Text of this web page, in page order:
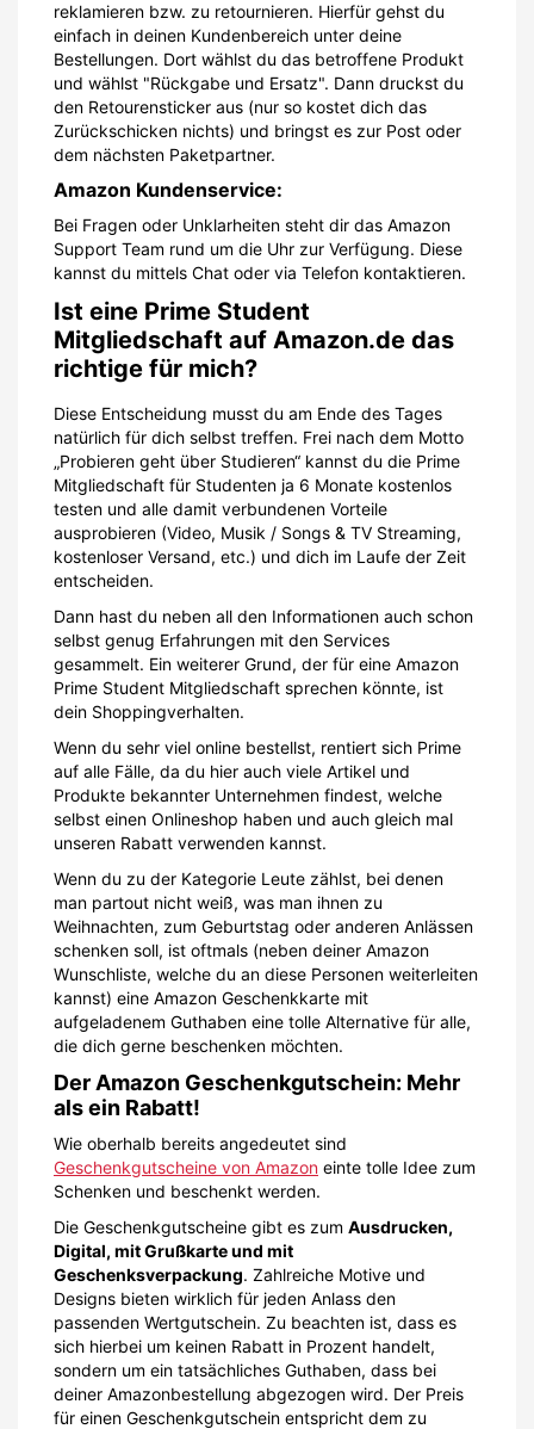
reklamieren bzw. zu retournieren. Hierfür gehst du
einfach in deinen Kundenbereich unter deine
Bestellungen. Dort wählst du das betroffene Produkt
und wählst "Rückgabe und Ersatz". Dann druckst du
den Retourensticker aus (nur so kostet dich das
Zurückschicken nichts) und bringst es zur Post oder
dem nächsten Paketpartner.
Amazon Kundenservice:
Bei Fragen oder Unklarheiten steht dir das Amazon
Support Team rund um die Uhr zur Verfügung. Diese
kannst du mittels Chat oder via Telefon kontaktieren.
Ist eine Prime Student
Mitgliedschaft auf Amazon.de das
richtige für mich?
Diese Entscheidung musst du am Ende des Tages
natürlich für dich selbst treffen. Frei nach dem Motto
„Probieren geht über Studieren“ kannst du die Prime
Mitgliedschaft für Studenten ja 6 Monate kostenlos
testen und alle damit verbundenen Vorteile
ausprobieren (Video, Musik / Songs & TV Streaming,
kostenloser Versand, etc.) und dich im Laufe der Zeit
entscheiden.
Dann hast du neben all den Informationen auch schon
selbst genug Erfahrungen mit den Services
gesammelt. Ein weiterer Grund, der für eine Amazon
Prime Student Mitgliedschaft sprechen könnte, ist
dein Shoppingverhalten.
Wenn du sehr viel online bestellst, rentiert sich Prime
auf alle Fälle, da du hier auch viele Artikel und
Produkte bekannter Unternehmen findest, welche
selbst einen Onlineshop haben und auch gleich mal
unseren Rabatt verwenden kannst.
Wenn du zu der Kategorie Leute zählst, bei denen
man partout nicht weiß, was man ihnen zu
Weihnachten, zum Geburtstag oder anderen Anlässen
schenken soll, ist oftmals (neben deiner Amazon
Wunschliste, welche du an diese Personen weiterleiten
kannst) eine Amazon Geschenkkarte mit
aufgeladenem Guthaben eine tolle Alternative für alle,
die dich gerne beschenken möchten.
Der Amazon Geschenkgutschein: Mehr
als ein Rabatt!
Wie oberhalb bereits angedeutet sind
Geschenkgutscheine von Amazon einte tolle Idee zum
Schenken und beschenkt werden.
Die Geschenkgutscheine gibt es zum Ausdrucken,
Digital, mit Grußkarte und mit
Geschenksverpackung. Zahlreiche Motive und
Designs bieten wirklich für jeden Anlass den
passenden Wertgutschein. Zu beachten ist, dass es
sich hierbei um keinen Rabatt in Prozent handelt,
sondern um ein tatsächliches Guthaben, dass bei
deiner Amazonbestellung abgezogen wird. Der Preis
für einen Geschenkgutschein entspricht dem zu